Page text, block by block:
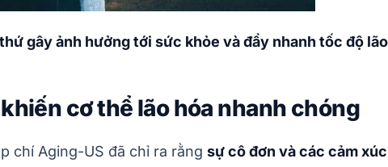
gây ảnh hưởng tới sức khỏe và đẩy nhanh tốc độ
cơ thể lão hóa nhanh chóng
chí Aging-US đã chỉ ra rằng sự cô đơn và các cảm